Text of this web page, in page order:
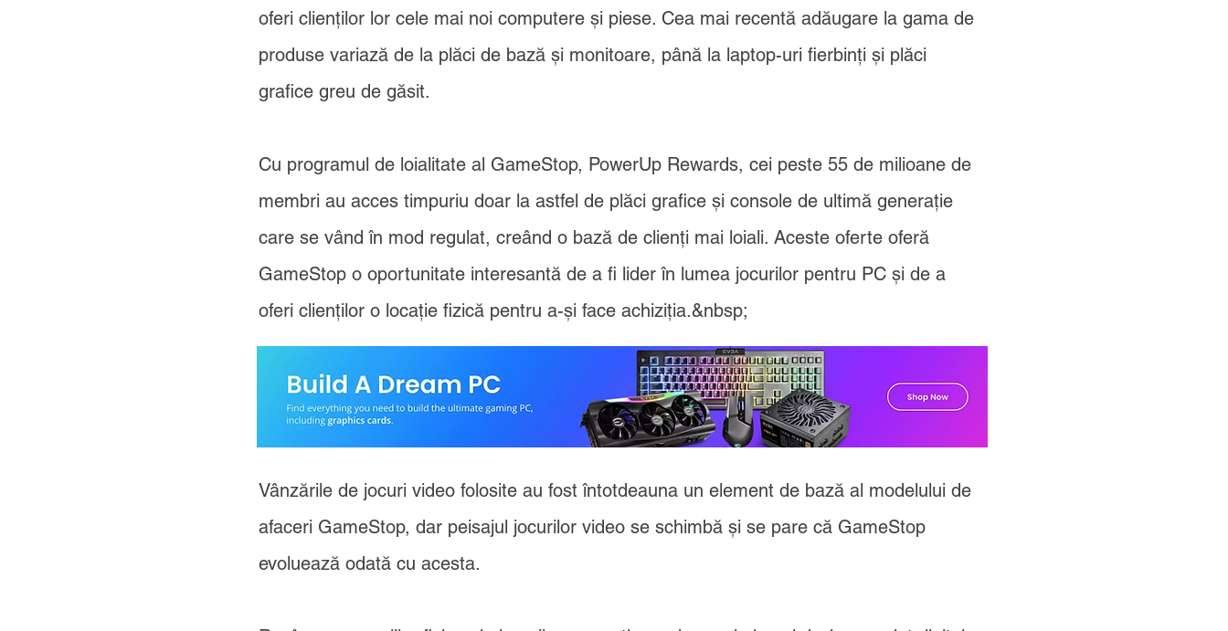
oferi clienților lor cele mai noi computere și piese. Cea mai recentă adăugare la gama de
produse variază de la plăci de bază și monitoare, până la laptop-uri fierbinți și plăci
grafice greu de găsit.
Cu programul de loialitate al GameStop, PowerUp Rewards, cei peste 55 de milioane de
membri au acces timpuriu doar la astfel de plăci grafice și console de ultimă generație
care se vând în mod regulat, creând o bază de clienți mai loiali. Aceste oferte oferă
GameStop o oportunitate interesantă de a fi lider în lumea jocurilor pentru PC și de a
oferi clienților o locație fizică pentru a-și face achiziția.&nbsp;
Vânzările de jocuri video folosite au fost întotdeauna un element de bază al modelului de
afaceri GameStop, dar peisajul jocurilor video se schimbă și se pare că GameStop
evoluează odată cu acesta.